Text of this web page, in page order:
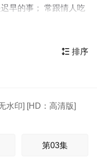
早的事； 常跟情人吃
，上床是迟早的事；
 排序
水印] [HD：高清版]
第03集